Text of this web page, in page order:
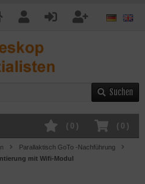
Suchen
( 0 )
( 0 )
Parallaktisch GoTo -Nachführung
mit Wifi-Modul